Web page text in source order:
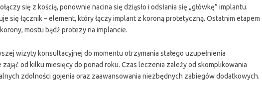
się z kością, ponownie nacina się dziąsło i odsłania się „główkę” implantu.
się łącznik – element, który łączy implant z koroną protetyczną. Ostatnim etapem
mostu bądź protezy na implancie.
wizyty konsultacyjnej do momentu otrzymania stałego uzupełnienia
od kilku miesięcy do ponad roku. Czas leczenia zależy od skomplikowania
zdolności gojenia oraz zaawansowania niezbędnych zabiegów dodatkowych.